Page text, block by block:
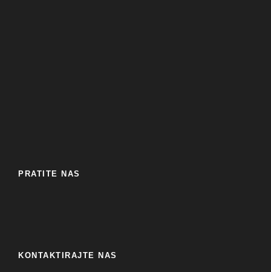
PRATITE NAS
KONTAKTIRAJTE NAS